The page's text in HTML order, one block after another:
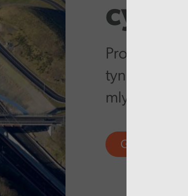
Prosiect
tynnu tua’r
mlynedd
Gweld mwy